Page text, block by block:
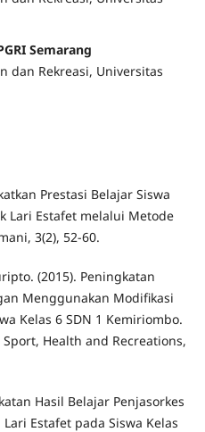
Semarang
dan Rekreasi, Universitas
Prestasi Belajar Siswa
Lari Estafet melalui Metode
3(2), 52-60.
(2015). Peningkatan
Menggunakan Modifikasi
Kelas 6 SDN 1 Kemiriombo.
Health and Recreations,
Hasil Belajar Penjasorkes
Estafet pada Siswa Kelas